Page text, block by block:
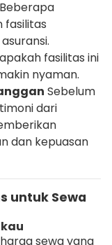
Beberapa
fasilitas
fasilitas ini
nyaman.
Sebelum
dari
dan kepuasan
untuk Sewa
sewa yang